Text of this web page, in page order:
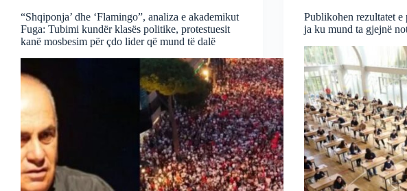
“Shqiponja’ dhe ‘Flamingo”, analiza e akademikut
Fuga: Tubimi kundër klasës politike, protestuesit
kanë mosbesim për çdo lider që mund të dalë
Publikohen rezultatet e
ja ku mund ta gjejnë